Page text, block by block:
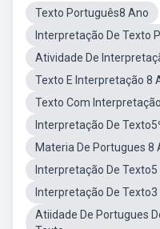
Texto Português8 Ano
Interpretação De Texto
Atividade De
Texto E Interpretação 8
Texto Com
Interpretação De
Materia De Portugues 8
Interpretação De Texto5
Interpretação De Texto3
Atiidade De Portugues